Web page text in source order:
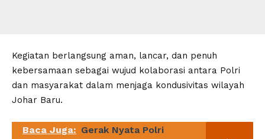
Kegiatan berlangsung aman, lancar, dan penuh
kebersamaan sebagai wujud kolaborasi antara Polri
dan masyarakat dalam menjaga kondusivitas wilayah
Johar Baru.
Baca Juga: Gerak Nyata Polri